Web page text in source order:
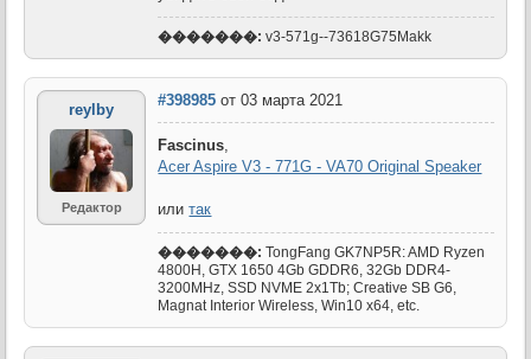
�������: v3-571g--73618G75Makk
reylby
Редактор
#398985 от 03 марта 2021
Fascinus,
Acer Aspire V3 - 771G - VA70 Original Speaker
илитак
�������: TongFang GK7NP5R: AMD Ryzen
4800H, GTX 1650 4Gb GDDR6, 32Gb DDR4-
3200MHz, SSD NVME 2x1Tb; Creative SB G6,
Magnat Interior Wireless, Win10 x64, etc.